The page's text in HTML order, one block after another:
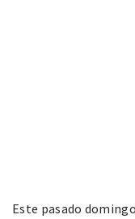
Este pasado